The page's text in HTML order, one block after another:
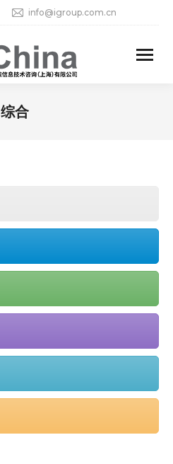
info@igroup.com.cn
综合